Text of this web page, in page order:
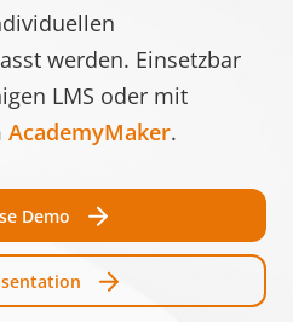
Verwendet, um zu
überprüfen, ob der
Browser des
unterstützt.
Dieser Cookie wird
verwendet, um
zwischen
1 Tag
werden. Einsetzbar
LMS oder mit
AcademyMaker.
Demo